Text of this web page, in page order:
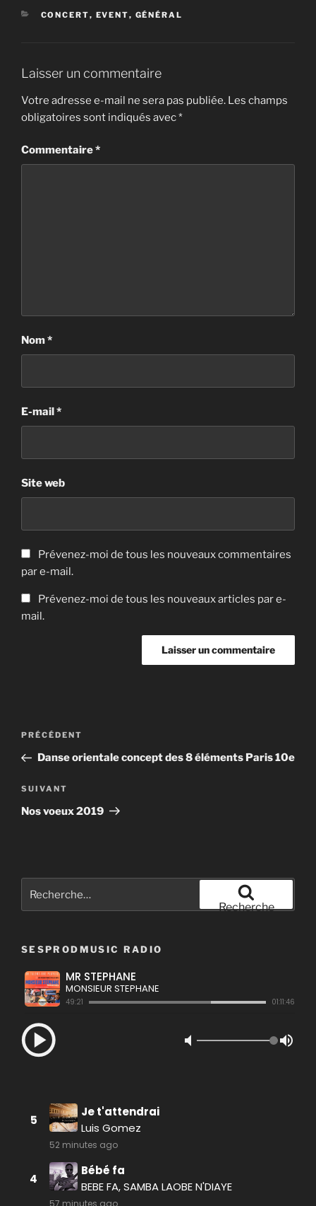
CATÉGORIES
CONCERT, EVENT, GÉNÉRAL
Laisser un commentaire
Votre adresse e-mail ne sera pas publiée. Les champs
obligatoires sont indiqués avec*
Commentaire*
Nom*
E-mail*
Site web
Prévenez-moi de tous les nouveaux commentaires
par e-mail.
Prévenez-moi de tous les nouveaux articles par e-
mail.
Navigation
l’article
Article
précédent
PRÉCÉDENT
Danse orientale concept des 8 éléments Paris 10e
Article
suivant
SUIVANT
Nos voeux 2019
pour
Recherche
SESPRODMUSIC RADIO